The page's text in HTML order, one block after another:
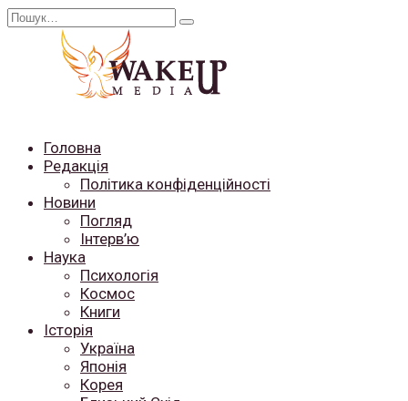
Перейти
Search
Головна
Редакція
Політика конфіденційності
Новини
Погляд
Інтерв’ю
Наука
Психологія
Космос
Книги
Історія
Україна
Японія
Корея